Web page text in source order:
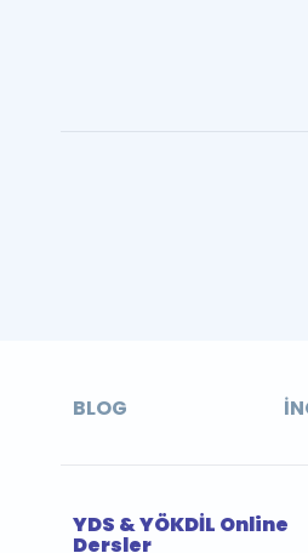
BLOG
YDS & YÖKDİL Online
Dersler